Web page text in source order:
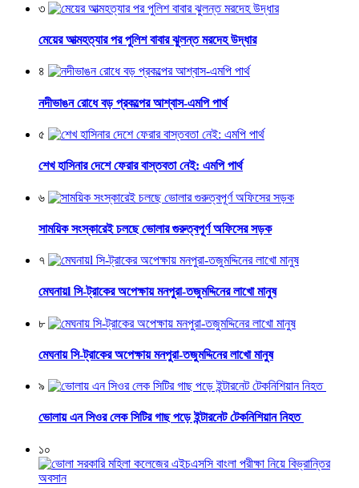
৩
মেয়ের আত্মহত্যার পর পুলিশ বাবার ঝুলন্ত মরদেহ উদ্ধার
৪
নদীভাঙন রোধে বড় প্রকল্পের আশ্বাস-এমপি পার্থ
৫
শেখ হাসিনার দেশে ফেরার বাস্তবতা নেই: এমপি পার্থ
৬
সাময়িক সংস্কারেই চলছে ভোলার গুরুত্বপূর্ণ অফিসের সড়ক
৭
মেঘনায়l সি-ট্রাকের অপেক্ষায় মনপুরা-তজুমদ্দিনের লাখো মানুষ
৮
মেঘনায় সি-ট্রাকের অপেক্ষায় মনপুরা-তজুমদ্দিনের লাখো মানুষ
৯
ভোলায় এন সিওর লেক সিটির গাছ পড়ে ইন্টারনেট টেকনিশিয়ান নিহত
১০